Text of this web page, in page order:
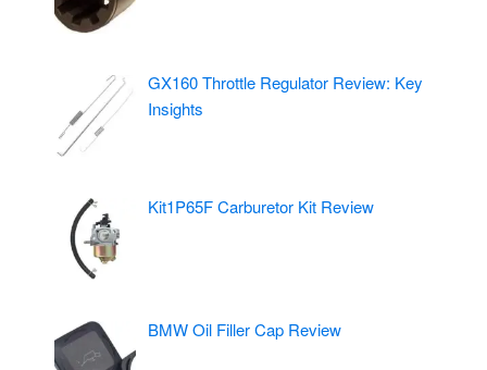
GX160 Throttle Regulator Review: Key
Insights
Kit1P65F Carburetor Kit Review
BMW Oil Filler Cap Review